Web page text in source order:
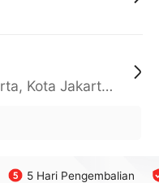
Daerah Khusus Ibukota Jakarta, Kota Jakarta Barat, Cengkareng, yy
5 Hari Pengembalian